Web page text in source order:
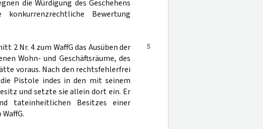
die Würdigung des Geschehens
Bewertung
5
2 Nr. 4 zum WaffG das Ausüben der
Wohn- und Geschäftsräume, des
voraus. Nach den rechtsfehlerfrei
Pistole indes in den mit seinem
und setzte sie allein dort ein. Er
tateinheitlichen Besitzes einer